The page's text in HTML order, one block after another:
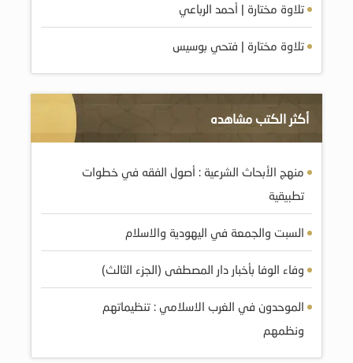
تلاوة مختارة | أحمد الرباعي
تلاوة مختارة | فتحي بوسيس
أكثر الكتب مشاهده
منهج الأبحاث الشرعية : أصول الفقه في خطوات
تطبيقية
السبت والجمعة في اليهودية والاسلام
وفاء الوفا بأخبار دار المصطفى (الجزء الثالث)
الموحدون في الغرب الاسلامي : تنظيماتهم
ونظمهم